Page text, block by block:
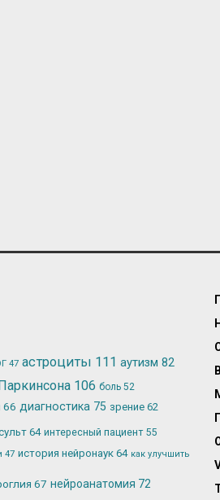
47 астроциты 111 аутизм 82
106 боль 52
66 диагностика 75 зрение 62
64 интересный пациент 55
47 история нейронаук 64 как улучшить
67 нейроанатомия 72